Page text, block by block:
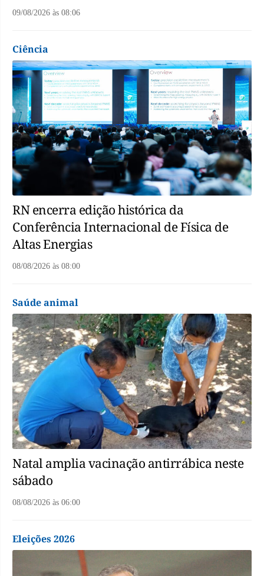
09/08/2026 às 08:06
Ciência
RN encerra edição histórica da
Conferência Internacional de Física de
Altas Energias
08/08/2026 às 08:00
Saúde animal
Natal amplia vacinação antirrábica neste
sábado
08/08/2026 às 06:00
Eleições 2026